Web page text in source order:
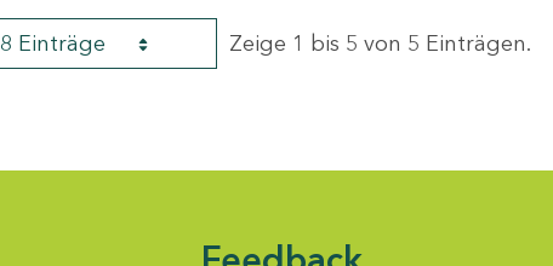
8 Einträge Zeige 1 bis 5 von 5 Einträgen.